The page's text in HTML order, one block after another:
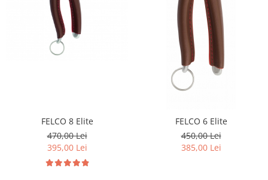
FELCO 8 Elite
470,00 Lei
395,00 Lei
FELCO 6 Elite
450,00 Lei
385,00 Lei